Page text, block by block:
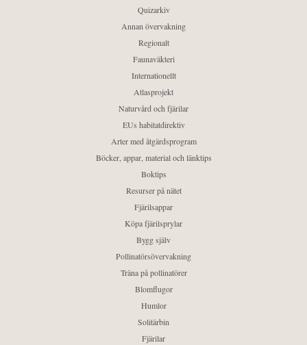
Quizarkiv
Annan övervakning
Regionalt
Faunaväkteri
Internationellt
Atlasprojekt
Naturvård och fjärilar
EUs habitatdirektiv
Arter med åtgärdsprogram
Böcker, appar, material och länktips
Boktips
Resurser på nätet
Fjärilsappar
Köpa fjärilsprylar
Bygg själv
Pollinatörsövervakning
Träna på pollinatörer
Blomflugor
Humlor
Solitärbin
Fjärilar